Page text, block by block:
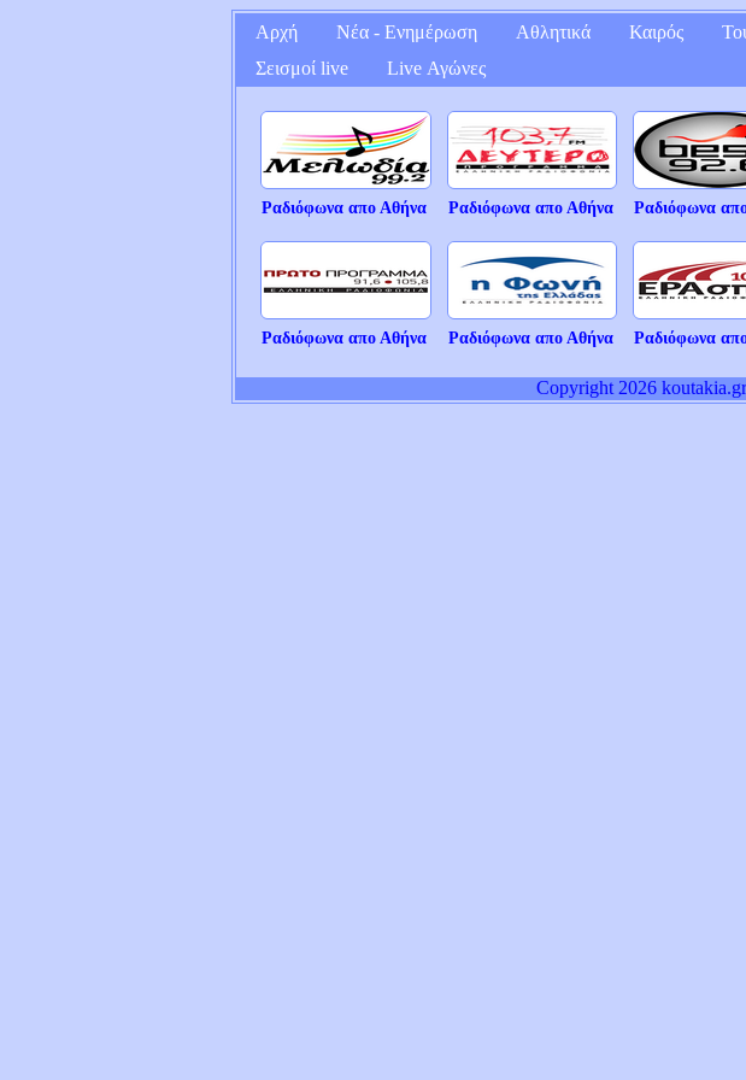
Αρχή Νέα - Ενημέρωση Αθλητικά Καιρός
Σεισμοί live
Live Αγώνες
Ραδιόφωνα απο Αθήνα Ραδιόφωνα απο Αθήνα Ραδιόφωνα
Ραδιόφωνα απο Αθήνα Ραδιόφωνα απο Αθήνα Ραδιόφωνα
Copyright 2026